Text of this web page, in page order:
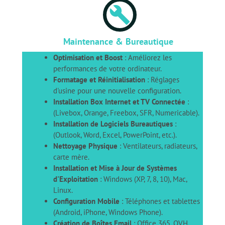
build
Maintenance & Bureautique
Optimisation et Boost : Améliorez les
performances de votre ordinateur.
Formatage et Réinitialisation : Réglages
d'usine pour une nouvelle configuration.
Installation Box Internet et TV Connectée :
(Livebox, Orange, Freebox, SFR, Numericable).
Installation de Logiciels Bureautiques :
(Outlook, Word, Excel, PowerPoint, etc.).
Nettoyage Physique : Ventilateurs, radiateurs,
carte mère.
Installation et Mise à Jour de Systèmes
d'Exploitation : Windows (XP, 7, 8, 10), Mac,
Linux.
Configuration Mobile : Téléphones et tablettes
(Android, iPhone, Windows Phone).